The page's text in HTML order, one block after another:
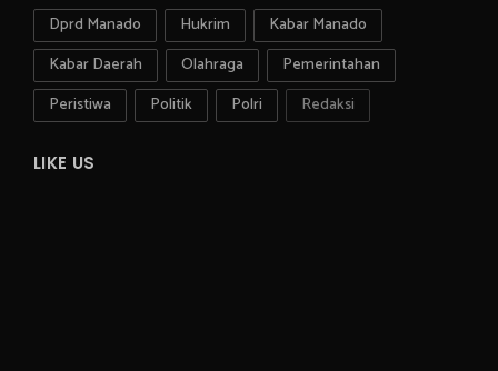
Dprd Manado Hukrim
Kabar Manado
Kabar Daerah
Olahraga
Pemerintahan
Peristiwa
Politik Polri Redaksi
LIKE US